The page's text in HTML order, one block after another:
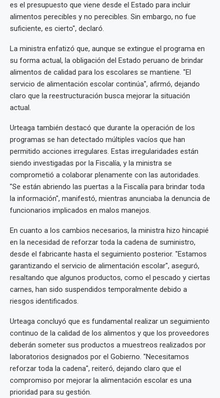
es el presupuesto que viene desde el Estado para incluir
alimentos perecibles y no perecibles. Sin embargo, no fue
suficiente, es cierto", declaró.
La ministra enfatizó que, aunque se extingue el programa en
su forma actual, la obligación del Estado peruano de brindar
alimentos de calidad para los escolares se mantiene. "El
servicio de alimentación escolar continúa", afirmó, dejando
claro que la reestructuración busca mejorar la situación
actual.
Urteaga también destacó que durante la operación de los
programas se han detectado múltiples vacíos que han
permitido acciones irregulares. Estas irregularidades están
siendo investigadas por la Fiscalía, y la ministra se
comprometió a colaborar plenamente con las autoridades.
"Se están abriendo las puertas a la Fiscalía para brindar toda
la información", manifestó, mientras anunciaba la denuncia de
funcionarios implicados en malos manejos.
En cuanto a los cambios necesarios, la ministra hizo hincapié
en la necesidad de reforzar toda la cadena de suministro,
desde el fabricante hasta el seguimiento posterior. "Estamos
garantizando el servicio de alimentación escolar", aseguró,
resaltando que algunos productos, como el pescado y ciertas
carnes, han sido suspendidos temporalmente debido a
riesgos identificados.
Urteaga concluyó que es fundamental realizar un seguimiento
continuo de la calidad de los alimentos y que los proveedores
deberán someter sus productos a muestreos realizados por
laboratorios designados por el Gobierno. "Necesitamos
reforzar toda la cadena", reiteró, dejando claro que el
compromiso por mejorar la alimentación escolar es una
prioridad para su gestión.